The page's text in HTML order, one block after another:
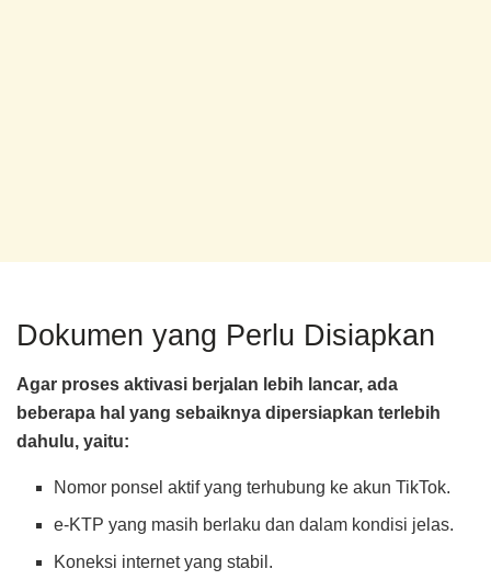
Dokumen yang Perlu Disiapkan
Agar proses aktivasi berjalan lebih lancar, ada
beberapa hal yang sebaiknya dipersiapkan terlebih
dahulu, yaitu:
Nomor ponsel aktif yang terhubung ke akun TikTok.
e-KTP yang masih berlaku dan dalam kondisi jelas.
Koneksi internet yang stabil.